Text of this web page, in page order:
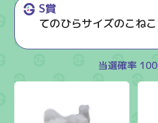
S賞
てのひらサイズのこね
当選確率